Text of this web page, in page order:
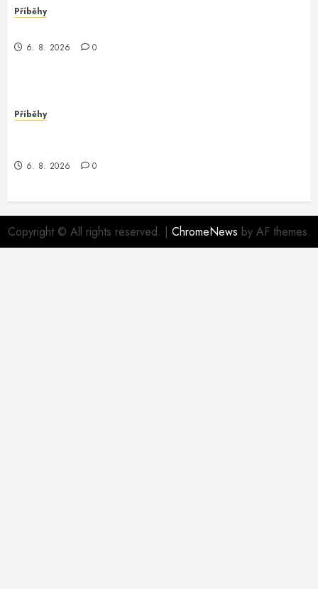
Příběhy
6. 8. 2026 0
Příběhy
6. 8. 2026 0
Copyright © All rights reserved. | ChromeNews by AF themes.